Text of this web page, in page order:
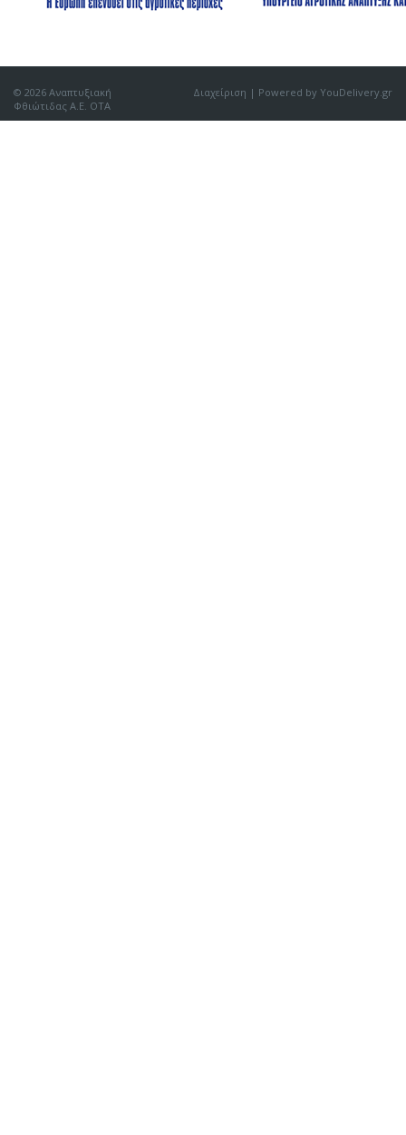
© 2026 Αναπτυξιακή
Φθιώτιδας Α.Ε. ΟΤΑ
Διαχείριση | Powered by YouDelivery.gr